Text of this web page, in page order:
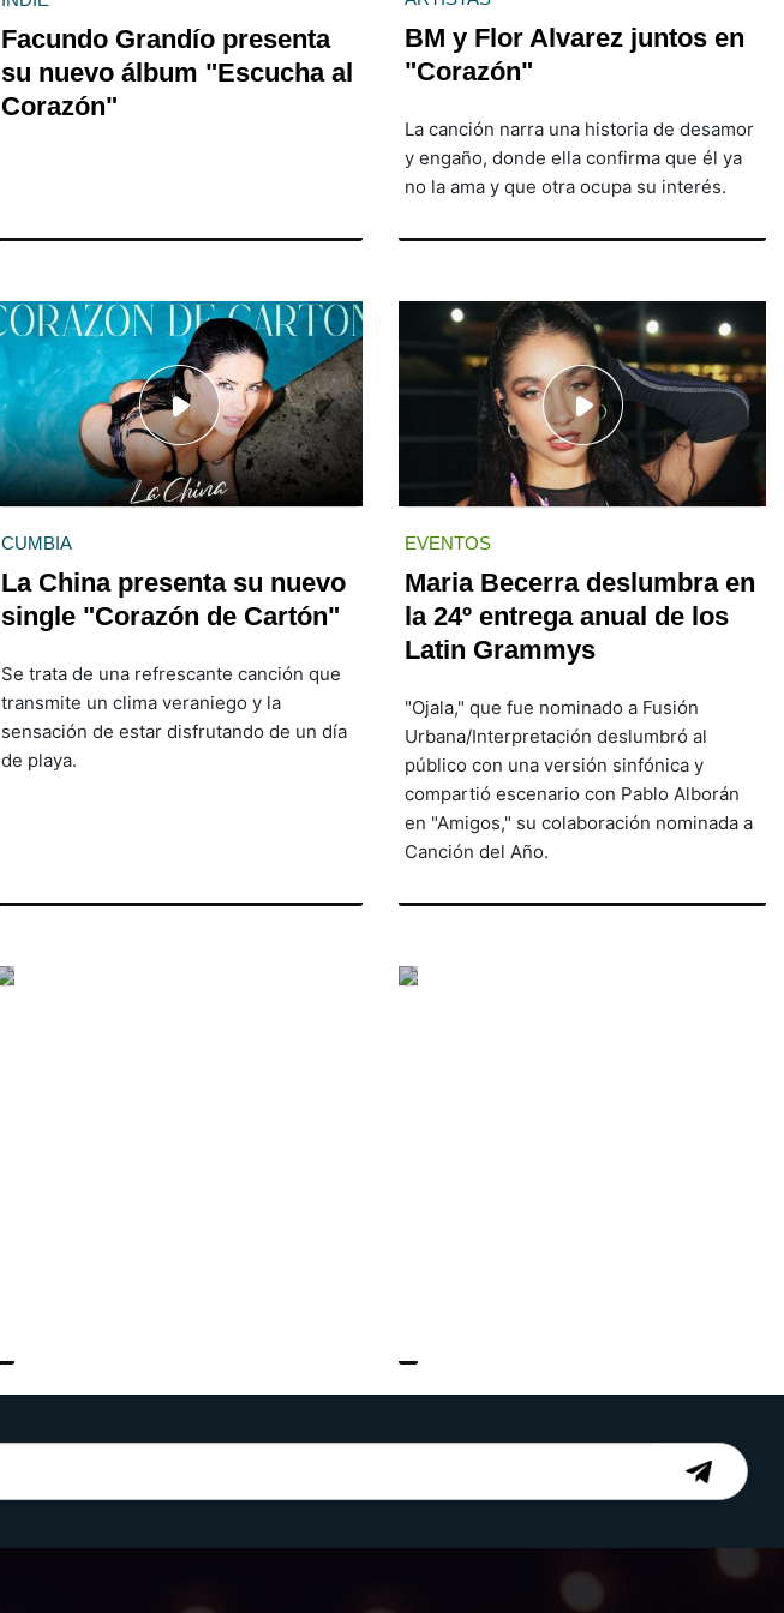
Facundo Grandío presenta
su nuevo álbum "Escucha al
Corazón"
BM y Flor Alvarez juntos en
"Corazón"
La canción narra una historia de desamor
y engaño, donde ella confirma que él ya
no la ama y que otra ocupa su interés.
CUMBIA
La China presenta su nuevo
single "Corazón de Cartón"
Se trata de una refrescante canción que
transmite un clima veraniego y la
sensación de estar disfrutando de un día
de playa.
EVENTOS
Maria Becerra deslumbra en
la 24º entrega anual de los
Latin Grammys
"Ojala," que fue nominado a Fusión
Urbana/Interpretación deslumbró al
público con una versión sinfónica y
compartió escenario con Pablo Alborán
en "Amigos," su colaboración nominada a
Canción del Año.